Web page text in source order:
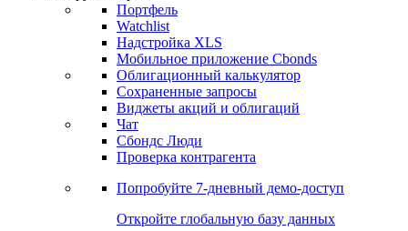
Откройте глобальную базу данных
Получить доступ
Инструментарий
Портфель
Watchlist
Надстройка XLS
Мобильное приложение Cbonds
Облигационный калькулятор
Сохраненные запросы
Чат
Проверка контрагента